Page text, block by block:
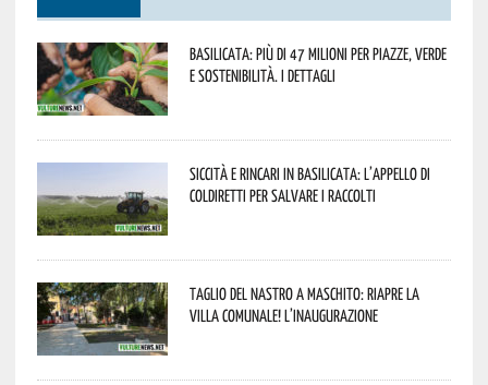
Basilicata: più di 47 milioni per piazze, verde
e sostenibilità. I dettagli
Siccità e rincari in Basilicata: l’appello di
Coldiretti per salvare i raccolti
Taglio del nastro a Maschito: riapre la
Villa Comunale! L’inaugurazione